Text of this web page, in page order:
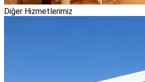
Diğer Hizmetlerimiz